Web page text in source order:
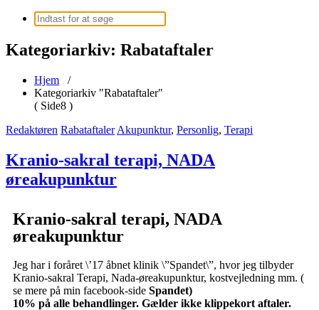
Kategoriarkiv: Rabataftaler
Hjem /
Kategoriarkiv "Rabataftaler"
( Side8 )
Redaktøren Rabataftaler Akupunktur, Personlig, Terapi
Kranio-sakral terapi, NADA
øreakupunktur
Kranio-sakral terapi, NADA
øreakupunktur
Jeg har i foråret \’17 åbnet klinik \”Spandet\”, hvor jeg tilbyder
Kranio-sakral Terapi, Nada-øreakupunktur, kostvejledning mm. (
se mere på min facebook-side Spandet)
10% på alle behandlinger. Gælder ikke klippekort aftaler.